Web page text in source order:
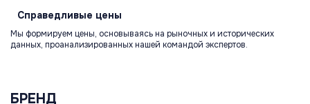
Справедливые цены
Мы формируем цены, основываясь на рыночных и исторических
данных, проанализированных нашей командой экспертов.
БРЕНД